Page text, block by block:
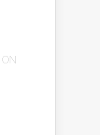
ON